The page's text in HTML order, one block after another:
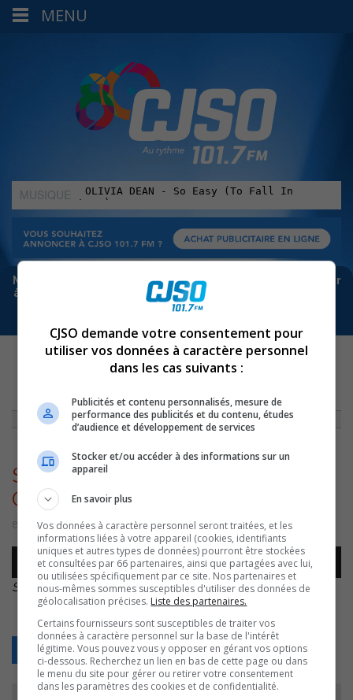
MUSIQUE
:
Meta bloque les infos sur Facebook. Pour ne rien manquer
à Sorel-Tracy et la région, abonne-toi à notre infolettre :
DUPUIS – BUDGET SAINT-OURS – 20221208
Sylvain Dupuis – Budget Saint-
Ours – 20221208
8 décembre 2022 | Par Sylvain Rochon
Lecteur
audio
00:00 00:00
Sylvain Dupuis – Budget Saint-Ours – 20221208.
Retour
MENU
CJSO demande votre consentement pour
utiliser vos données à caractère personnel
dans les cas suivants :
Publicités et contenu personnalisés, mesure de
performance des publicités et du contenu, études
d’audience et développement de services
Stocker et/ou accéder à des informations sur un
appareil
En savoir plus
Vos données à caractère personnel seront traitées, et les
informations liées à votre appareil (cookies, identifiants
uniques et autres types de données) pourront être stockées
et consultées par 66 partenaires, ainsi que partagées avec lui,
ou utilisées spécifiquement par ce site. Nos partenaires et
nous-mêmes sommes susceptibles d'utiliser des données de
géolocalisation précises. Liste des partenaires.
Certains fournisseurs sont susceptibles de traiter vos
données à caractère personnel sur la base de l'intérêt
légitime. Vous pouvez vous y opposer en gérant vos options
ci-dessous. Recherchez un lien en bas de cette page ou dans
le menu du site pour gérer ou retirer votre consentement
dans les paramètres des cookies et de confidentialité.